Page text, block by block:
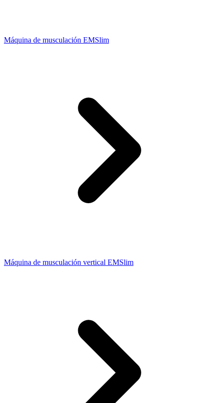
Máquina de musculación EMSlim
Máquina de musculación vertical EMSlim